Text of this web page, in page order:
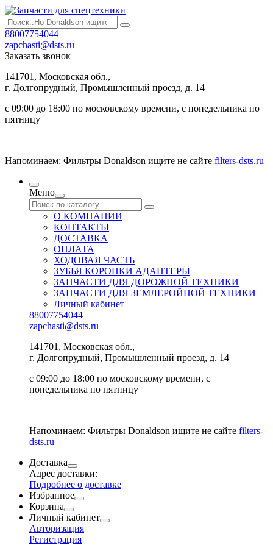
88007754044
zapchasti@dsts.ru
Заказать звонок
141701, Московская обл.,
г. Долгопрудный, Промышленный проезд, д. 14
с 09:00 до 18:00 по московскому времени, с понедельника по
пятницу
Напоминаем: Фильтры Donaldson ищите не сайте filters-dsts.ru
Меню
О КОМПАНИИ
КОНТАКТЫ
ДОСТАВКА
ОПЛАТА
ХОДОВАЯ ЧАСТЬ
ЗУБЬЯ КОРОНКИ АДАПТЕРЫ
ЗАПЧАСТИ ДЛЯ ДОРОЖНОЙ ТЕХНИКИ
ЗАПЧАСТИ ДЛЯ ЗЕМЛЕРОЙНОЙ ТЕХНИКИ
Личный кабинет
88007754044
zapchasti@dsts.ru
141701, Московская обл.,
г. Долгопрудный, Промышленный проезд, д. 14
с 09:00 до 18:00 по московскому времени, с
понедельника по пятницу
Напоминаем: Фильтры Donaldson ищите не сайте filters-
dsts.ru
Доставка
Адрес доставки:
Подробнее о доставке
Избранное
Корзина
Личный кабинет
Авторизация
Регистрация